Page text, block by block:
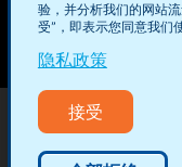
不出售客户信息 网
验，并分析我们的网站
受”，即表示您同意我们
隐私政策
接受